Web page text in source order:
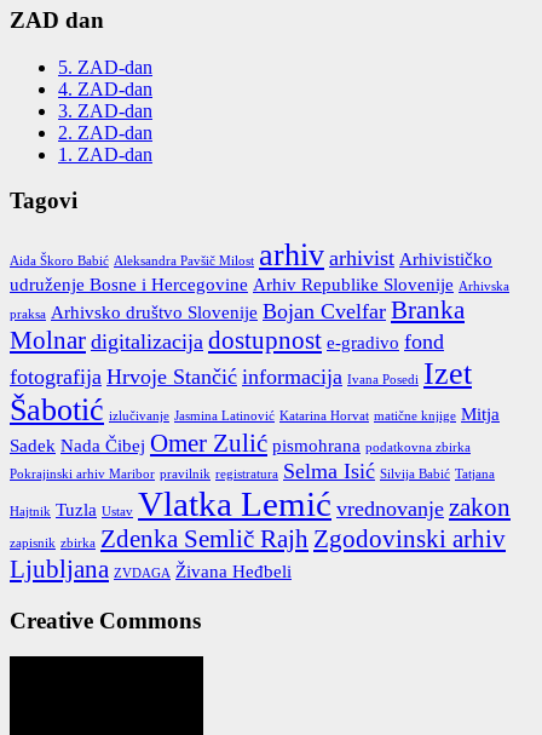
ZAD dan
5. ZAD-dan
4. ZAD-dan
3. ZAD-dan
2. ZAD-dan
1. ZAD-dan
Tagovi
Aida Škoro Babić Aleksandra Pavšič Milost arhiv arhivist Arhivističko
udruženje Bosne i Hercegovine Arhiv Republike Slovenije Arhivska
praksa Arhivsko društvo Slovenije Bojan Cvelfar Branka
Molnar digitalizacija dostupnost e-gradivo fond
fotografija Hrvoje Stančić informacija Ivana Posedi Izet
Šabotić izlučivanje Jasmina Latinović Katarina Horvat matične knjige Mitja
Sadek Nada Čibej Omer Zulić pismohrana podatkovna zbirka
Pokrajinski arhiv Maribor pravilnik registratura Selma Isić Silvija Babić Tatjana
Hajtnik Tuzla Ustav Vlatka Lemić vrednovanje zakon
zapisnik zbirka Zdenka Semlič Rajh Zgodovinski arhiv
Ljubljana ZVDAGA Živana Heđbeli
Creative Commons